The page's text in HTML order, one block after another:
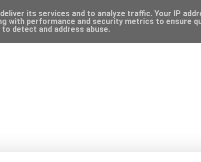
its services and to analyze traffic. Your IP
with performance and security metrics to ensure
detect and address abuse.